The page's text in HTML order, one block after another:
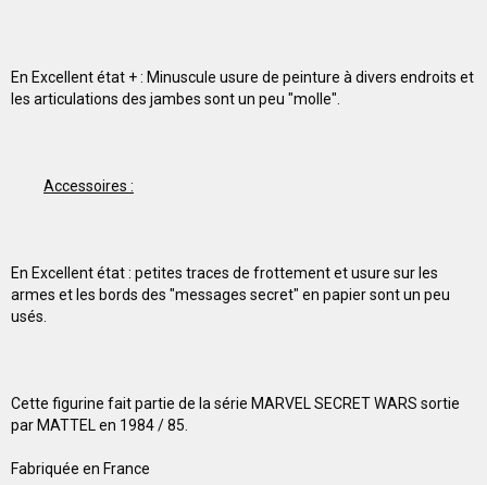
En Excellent état + : Minuscule usure de peinture à divers endroits et
les articulations des jambes sont un peu "molle".
Accessoires :
En Excellent état : petites traces de frottement et usure sur les
armes et les bords des "messages secret" en papier sont un peu
usés.
Cette figurine fait partie de la série MARVEL SECRET WARS sortie
par MATTEL en 1984 / 85.
Fabriquée en France